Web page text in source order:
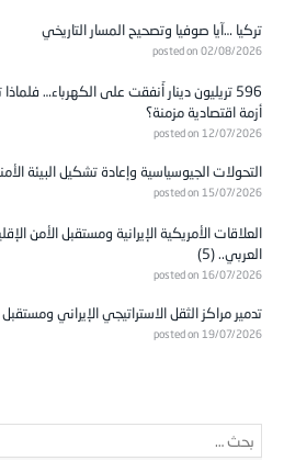
تركيا …آيا صوفيا وتصحيح المسار التاريخي
posted on 02/08/2026
596 تريليون دينار أُنفقت على الكهرباء…
أزمة اقتصادية مزمنة؟
posted on 12/07/2026
التحولات الجيوسياسية وإعادة تشكيل البيئة
posted on 15/07/2026
العلاقات الأمريكية الإيرانية ومستقبل الأمن
العربي.. (5)
posted on 16/07/2026
تدمير مراكز الثقل الاستراتيجي الإيراني ومستقبل
posted on 19/07/2026